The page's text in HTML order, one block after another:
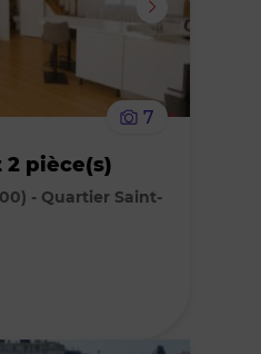
supprimer
le
des
7
pièce(s)
- Quartier Saint-